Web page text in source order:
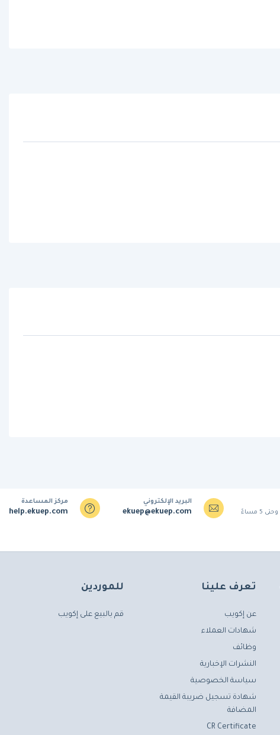
البريد الإلكتروني
ekuep@ekuep.com
مركز المساعدة
help.ekuep.com
تعرف علينا
عن إكويب
شهادات العملاء
وظائف
النشرات الإخبارية
سياسة الخصوصية
شهادة تسجيل ضريبة القيمة
المضافة
CR Certificate
للموردين
قم بالبيع على إكويب